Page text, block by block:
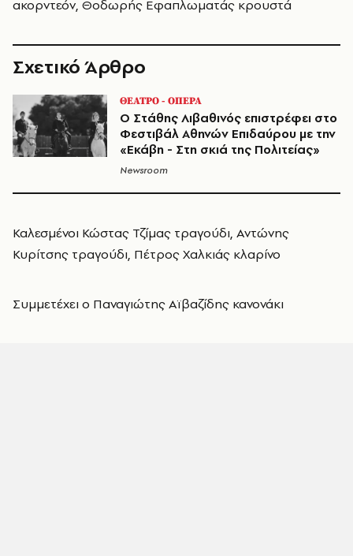
ακορντεόν, Θοδωρής Εφαπλωματάς κρουστά
Σχετικό Άρθρο
ΘΕΑΤΡΟ - ΟΠΕΡΑ
Ο Στάθης Λιβαθινός επιστρέφει στο
Φεστιβάλ Αθηνών Επιδαύρου με την
«Εκάβη - Στη σκιά της Πολιτείας»
Newsroom
Καλεσμένοι Κώστας Τζίμας τραγούδι, Αντώνης
Κυρίτσης τραγούδι, Πέτρος Χαλκιάς κλαρίνο
Συμμετέχει ο Παναγιώτης Αϊβαζίδης κανονάκι